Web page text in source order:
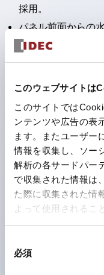
このウェブサイトは
このサイトでは
ンテンツや広告の表
ます。またユーザー
情報を収集し、ソー
解析の各サードパー
で収集された情報は
た際に収集された情
よって使用されるこ
必須
採用。
パネル前面からの
護構造：IP65。（
IP40）
2つの独立した動
チも完備。
ワールドワイドな
1つで6色の役をこ
ごとに分かれてい
現できるようにし
カラーユニバーサ
の点灯/消灯の認識
ISO 3864-4安全